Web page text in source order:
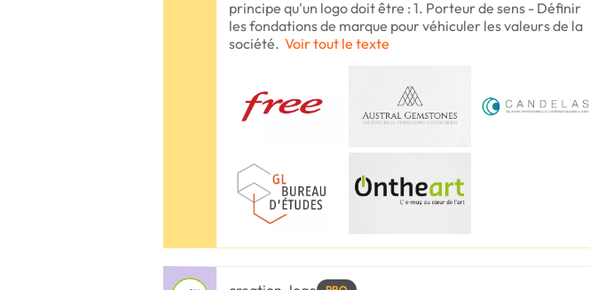
principe qu'un logo doit être : 1. Porteur de sens - Définir
les fondations de marque pour véhiculer les valeurs de la
société. Voir tout le texte